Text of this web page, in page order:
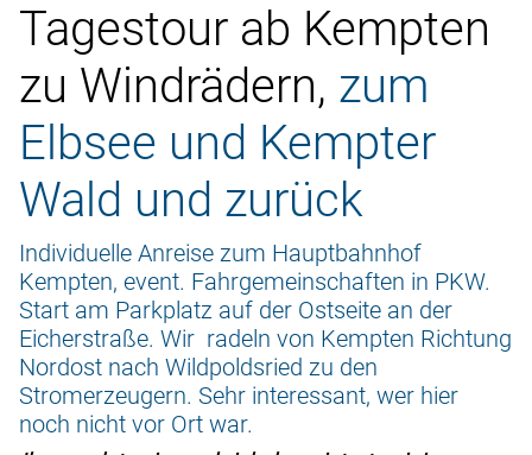
Tagestour ab Kempten
zu Windrädern, zum
Elbsee und Kempter
Wald und zurück
Individuelle Anreise zum Hauptbahnhof
Kempten, event. Fahrgemeinschaften in PKW.
Start am Parkplatz auf der Ostseite an der
Eicherstraße. Wir radeln von Kempten Richtung
Nordost nach Wildpoldsried zu den
Stromerzeugern. Sehr interessant, wer hier
noch nicht vor Ort war.